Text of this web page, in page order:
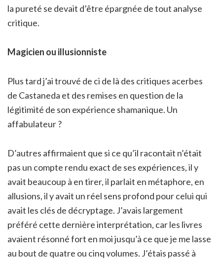
la pureté se devait d’être épargnée de tout analyse
critique.
Magicien ou illusionniste
Plus tard j’ai trouvé de ci de là des critiques acerbes
de Castaneda et des remises en question de la
légitimité de son expérience shamanique. Un
affabulateur ?
D’autres affirmaient que si ce qu’il racontait n’était
pas un compte rendu exact de ses expériences, il y
avait beaucoup à en tirer, il parlait en métaphore, en
allusions, il y avait un réel sens profond pour celui qui
avait les clés de décryptage. J’avais largement
préféré cette dernière interprétation, car les livres
avaient résonné fort en moi jusqu’à ce que je me lasse
au bout de quatre ou cinq volumes. J’étais passé à